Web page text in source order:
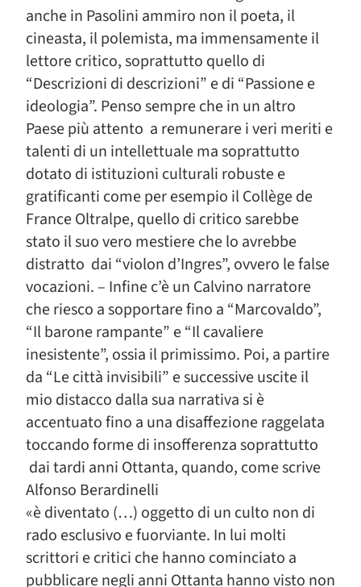
anche in Pasolini ammiro non il poeta, il
cineasta, il polemista, ma immensamente il
lettore critico, soprattutto quello di
“Descrizioni di descrizioni” e di “Passione e
ideologia”. Penso sempre che in un altro
Paese più attento a remunerare i veri meriti e
talenti di un intellettuale ma soprattutto
dotato di istituzioni culturali robuste e
gratificanti come per esempio il Collège de
France Oltralpe, quello di critico sarebbe
stato il suo vero mestiere che lo avrebbe
distratto dai “violon d’Ingres”, ovvero le false
vocazioni. – Infine c’è un Calvino narratore
che riesco a sopportare fino a “Marcovaldo”,
“Il barone rampante” e “Il cavaliere
inesistente”, ossia il primissimo. Poi, a partire
da “Le città invisibili” e successive uscite il
mio distacco dalla sua narrativa si è
accentuato fino a una disaffezione raggelata
toccando forme di insofferenza soprattutto
dai tardi anni Ottanta, quando, come scrive
Alfonso Berardinelli
«è diventato (…) oggetto di un culto non di
rado esclusivo e fuorviante. In lui molti
scrittori e critici che hanno cominciato a
pubblicare negli anni Ottanta hanno visto non